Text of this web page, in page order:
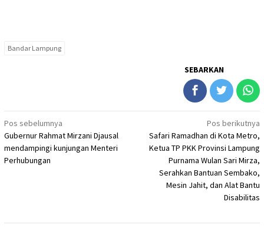
Bandar Lampung
SEBARKAN
Navigasi
pos
Pos sebelumnya
Gubernur Rahmat Mirzani Djausal
mendampingi kunjungan Menteri
Perhubungan
Pos berikutnya
Safari Ramadhan di Kota Metro,
Ketua TP PKK Provinsi Lampung
Purnama Wulan Sari Mirza,
Serahkan Bantuan Sembako,
Mesin Jahit, dan Alat Bantu
Disabilitas